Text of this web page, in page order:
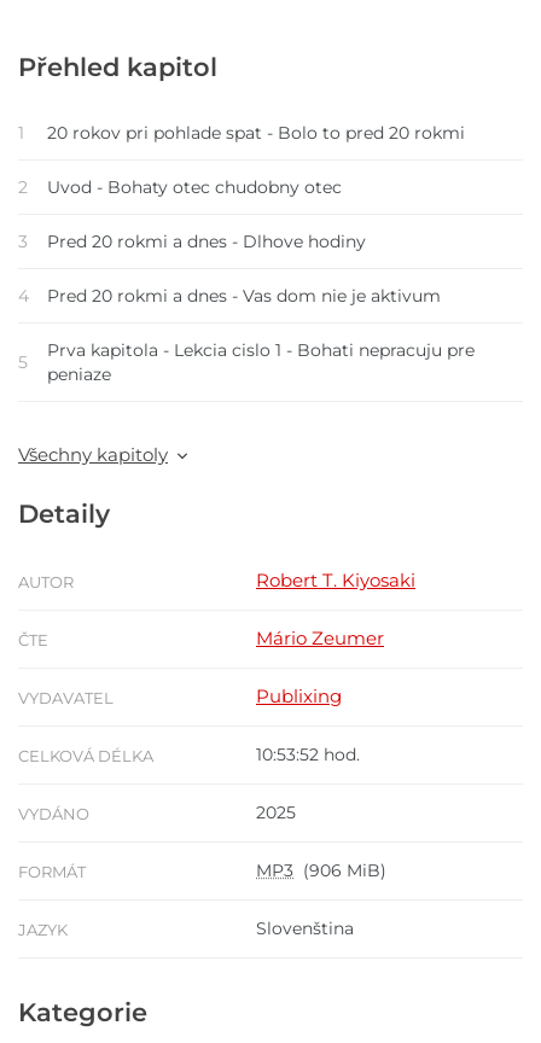
Přehled kapitol
1 20 rokov pri pohlade spat - Bolo to pred 20 rokmi
2 Uvod - Bohaty otec chudobny otec
3 Pred 20 rokmi a dnes - Dlhove hodiny
4 Pred 20 rokmi a dnes - Vas dom nie je aktivum
5
Prva kapitola - Lekcia cislo 1 - Bohati nepracuju pre
peniaze
Všechny kapitoly
Detaily
AUTOR Robert T. Kiyosaki
ČTE Mário Zeumer
VYDAVATEL Publixing
CELKOVÁ DÉLKA 10:53:52 hod.
VYDÁNO 2025
FORMÁT MP3 (906 MiB)
JAZYK Slovenština
Kategorie